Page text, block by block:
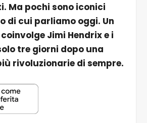
Ma pochi sono iconici
di cui parliamo oggi. Un
Jimi Hendrix e i
tre giorni dopo una
rivoluzionarie di sempre.